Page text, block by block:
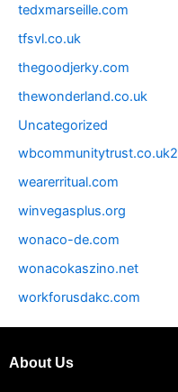
tedxmarseille.com
tfsvl.co.uk
thegoodjerky.com
thewonderland.co.uk
Uncategorized
wbcommunitytrust.co.uk2
wearerritual.com
winvegasplus.org
wonaco-de.com
wonacokaszino.net
workforusdakc.com
About Us